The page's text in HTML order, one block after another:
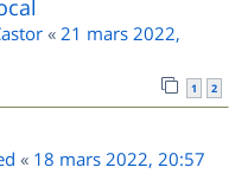
« 21 mars 2022,
1 2
« 18 mars 2022, 20:57